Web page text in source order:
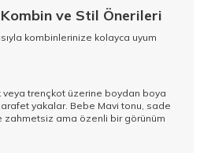
ve Stil Önerileri
kombinlerinize kolayca uyum
veya trençkot üzerine boydan boya
yakalar. Bebe Mavi tonu, sade
zahmetsiz ama özenli bir görünüm